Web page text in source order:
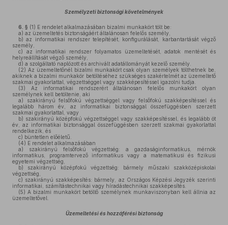
Személyzeti biztonsági követelmények
6. § (1) E rendelet alkalmazásában bizalmi munkakört tölt be:
a) az üzemeltetés biztonságáért általánosan felelős személy,
b) az informatikai rendszer telepítését, konfigurálását, karbantartását végző
személy,
c) az informatikai rendszer folyamatos üzemeltetését, adatok mentését és
helyreállítását végző személy,
d) a szolgáltató naplózott és archivált adatállományát kezelő személy.
(2) Az üzemeltetőnél bizalmi munkakört csak olyan személyek tölthetnek be,
akiknek a bizalmi munkakör betöltéséhez szükséges szakértelmét az üzemeltető
szakmai gyakorlattal, végzettséggel vagy szakképesítéssel igazolni tudja.
(3) Az informatikai rendszerért általánosan felelős munkakört olyan
személynek kell betöltenie, aki
a) szakirányú felsőfokú végzettséggel vagy felsőfokú szakképesítéssel és
legalább három év, az informatikai biztonsággal összefüggésben szerzett
szakmai gyakorlattal, vagy
b) szakirányú középfokú végzettséggel vagy szakképesítéssel, és legalább öt
év, az informatikai biztonsággal összefüggésben szerzett szakmai gyakorlattal
rendelkezik, és
c) büntetlen előéletű.
(4) E rendelet alkalmazásában
a) szakirányú felsőfokú végzettség: a gazdaságinformatikus, mérnök
informatikus, programtervező informatikus vagy a matematikusi és fizikusi
egyetemi végzettség,
b) szakirányú középfokú végzettség: bármely műszaki szakközépiskolai
végzettség,
c) szakirányú szakképesítés: bármely, az Országos Képzési Jegyzék szerinti
informatikai, számítástechnikai vagy híradástechnikai szakképesítés.
(5) A bizalmi munkakört betöltő személynek munkaviszonyban kell állnia az
üzemeltetővel.
Üzemeltetési és hozzáférési biztonság